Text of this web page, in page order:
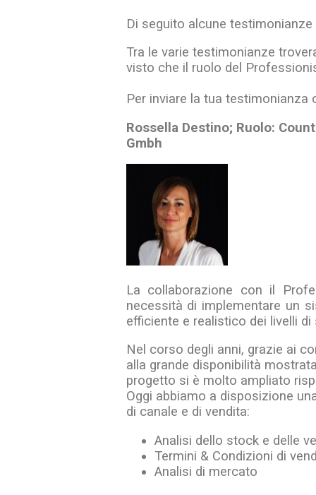
Di seguito alcune
Tra le varie testimonianze
visto che il ruolo del
Per inviare la tua testimonianza
Rossella Destino; Ruolo:
Gmbh
La collaborazione con il
necessità di implementare un
efficiente e realistico dei livelli
Nel corso degli anni, grazie ai
alla grande disponibilità
progetto si è molto ampliato
Oggi abbiamo a disposizione
di canale e di vendita:
Analisi dello stock e delle
Termini & Condizioni di
Analisi di mercato